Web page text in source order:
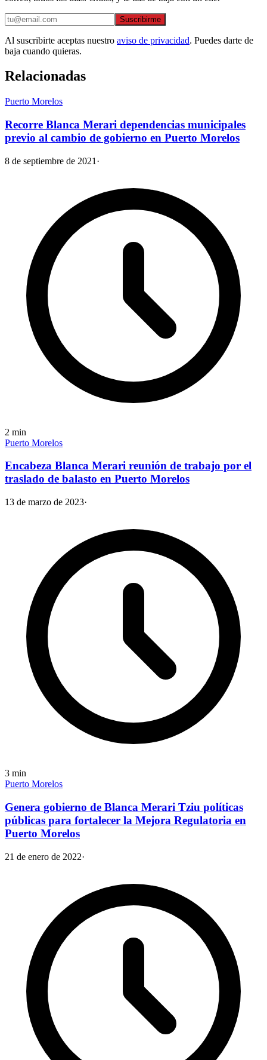
Suscribirme
Al suscribirte aceptas nuestro aviso de privacidad. Puedes darte de
baja cuando quieras.
Relacionadas
Puerto Morelos
Recorre Blanca Merari dependencias municipales
previo al cambio de gobierno en Puerto Morelos
8 de septiembre de 2021 ·
2 min
Puerto Morelos
Encabeza Blanca Merari reunión de trabajo por el
traslado de balasto en Puerto Morelos
13 de marzo de 2023·
3 min
Puerto Morelos
Genera gobierno de Blanca Merari Tziu políticas
públicas para fortalecer la Mejora Regulatoria en
Puerto Morelos
21 de enero de 2022·